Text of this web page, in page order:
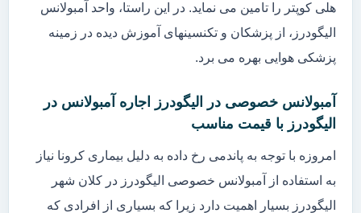
هلی کوپتر را تامین می نماید. در این راستا، واحد آمبولانس
الیگودرز، از پزشکان و تکنسینهای آموزش دیده در زمینه
پزشکی هوایی بهره می برد.
آمبولانس خصوصی در الیگودرز اجاره آمبولانس در
الیگودرز با قیمت مناسب
امروزه با توجه به پاندمی رخ داده به دلیل بیماری کرونا نیاز
به استفاده از آمبولانس خصوصی الیگودرز در کلان شهر
الیگودرز بسیار اهمیت دارد زیرا که بسیاری از افرادی که